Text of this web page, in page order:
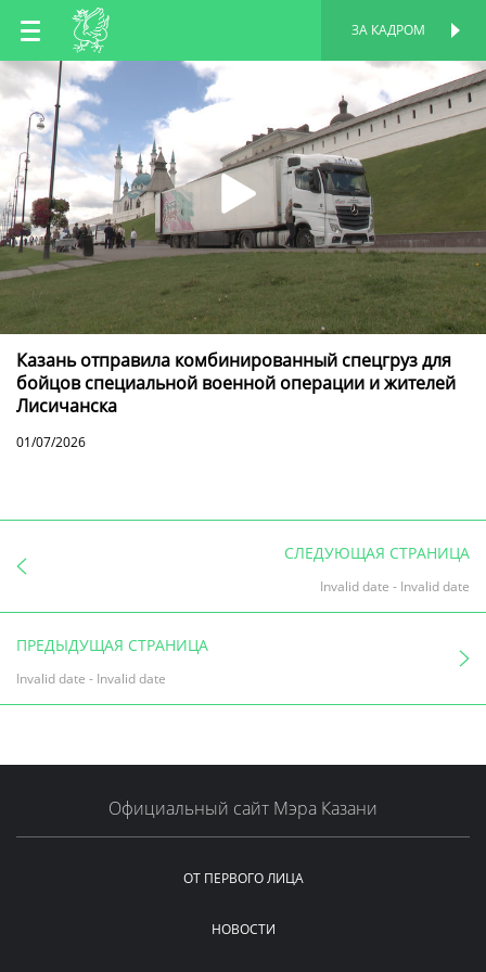
RU
TT
ЗА КАДРОМ
Казань отправила комбинированный спецгруз для
бойцов специальной военной операции и жителей
Лисичанска
01/07/2026
СЛЕДУЮЩАЯ СТРАНИЦА
Invalid date - Invalid date
ПРЕДЫДУЩАЯ СТРАНИЦА
Invalid date - Invalid date
Официальный сайт Мэра Казани
ОТ ПЕРВОГО ЛИЦА
НОВОСТИ
ПЕРСОНАЛЬНАЯ
СТРАНИЦА